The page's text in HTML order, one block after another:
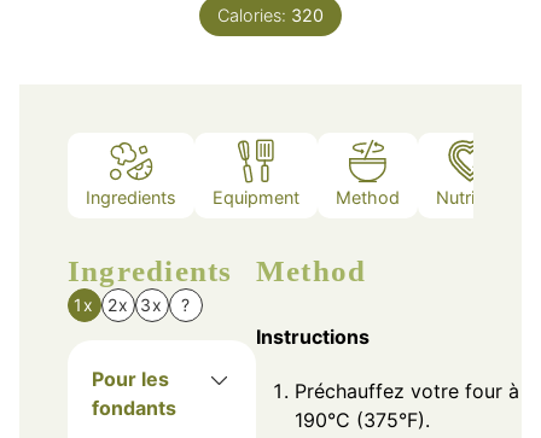
Calories: 320
Ingredients Equipment Method Nutrition
Ingredients
1x 2x 3x ?
Pour les
fondants
Method
Instructions
Préchauffez votre four à
190°C (375°F).